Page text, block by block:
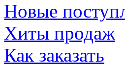
Новые
Хиты продаж
Как заказать